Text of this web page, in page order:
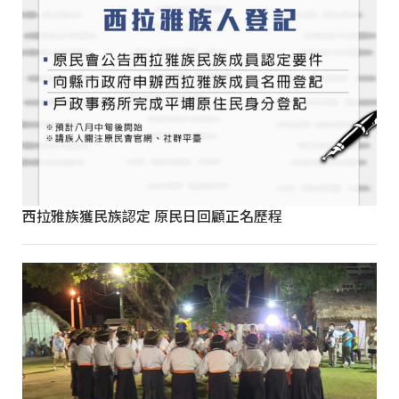
西拉雅族獲民族認定 原民日回顧正名歷程